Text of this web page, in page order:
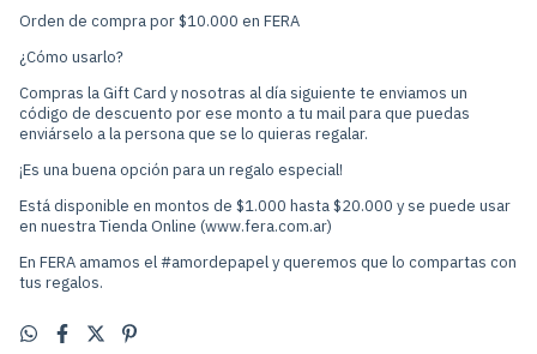
Orden de compra por $10.000 en FERA
¿Cómo usarlo?
Compras la Gift Card y nosotras al día siguiente te enviamos un
código de descuento por ese monto a tu mail para que puedas
enviárselo a la persona que se lo quieras regalar.
¡Es una buena opción para un regalo especial!
Está disponible en montos de $1.000 hasta $20.000 y se puede usar
en nuestra Tienda Online (www.fera.com.ar)
En FERA amamos el #amordepapel y queremos que lo compartas con
tus regalos.